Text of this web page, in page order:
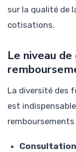
sur la qualité de
cotisations.
Le niveau
La diversité des
est